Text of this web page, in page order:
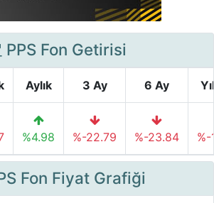
PPS Fon Getirisi
Aylık 3 Ay 6 Ay
%4.98 %-22.79 %-23.84
Fon Fiyat Grafiği